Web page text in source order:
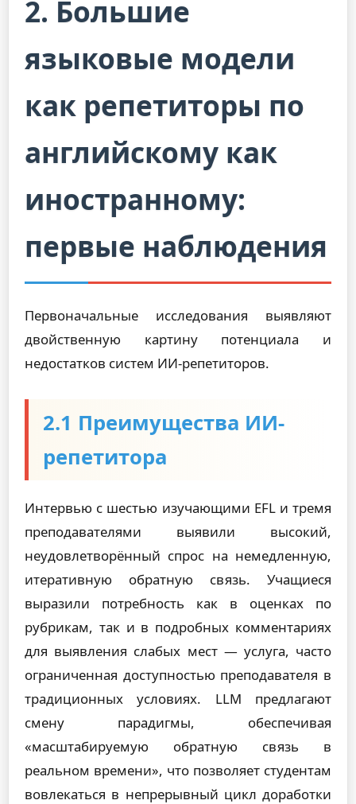
2. Большие
языковые модели
как репетиторы по
английскому как
иностранному:
первые наблюдения
Первоначальные исследования выявляют
двойственную картину потенциала и
недостатков систем ИИ-репетиторов.
2.1 Преимущества ИИ-
репетитора
Интервью с шестью изучающими EFL и тремя
преподавателями выявили высокий,
неудовлетворённый спрос на немедленную,
итеративную обратную связь. Учащиеся
выразили потребность как в оценках по
рубрикам, так и в подробных комментариях
для выявления слабых мест — услуга, часто
ограниченная доступностью преподавателя в
традиционных условиях. LLM предлагают
смену парадигмы, обеспечивая
«масштабируемую обратную связь в
реальном времени», что позволяет студентам
вовлекаться в непрерывный цикл доработки